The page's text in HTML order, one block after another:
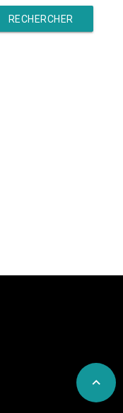
RECHERCHER
expand_less